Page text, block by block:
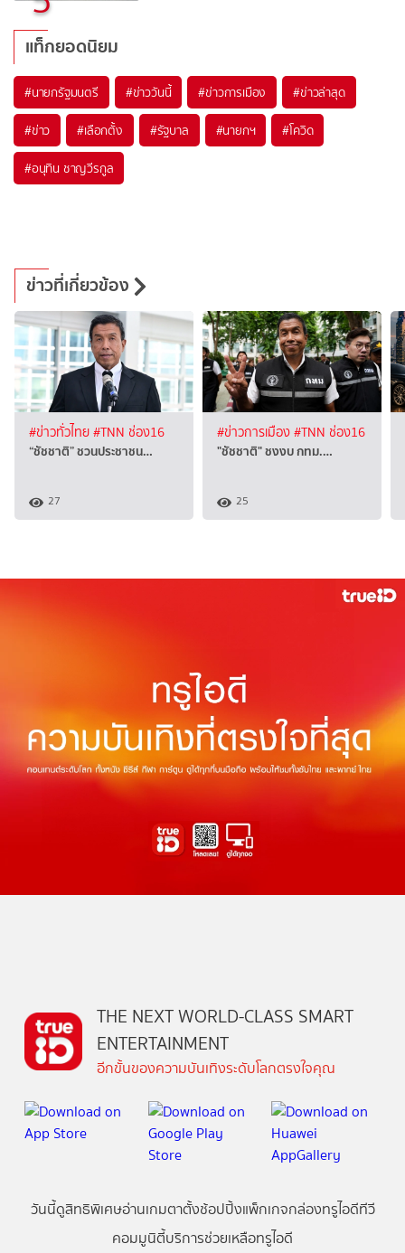
แท็กยอดนิยม
#นายกรัฐมนตรี #ข่าววันนี้ #ข่าวการเมือง #ข่าวล่าสุด
#ข่าว #เลือกตั้ง #รัฐบาล #นายกฯ #โควิด
#อนุทิน ชาญวีรกูล
ข่าวที่เกี่ยวข้อง
#ข่าวทั่วไทย#TNN ช่อง16
“ชัชชาติ” ชวนประชาชน…
27
#ข่าวการเมือง#TNN ช่อง16
"ชัชชาติ" ชงงบ กทม.…
25
THE NEXT WORLD-CLASS SMART
ENTERTAINMENT
อีกขั้นของความบันเทิงระดับโลกตรงใจคุณ
วันนี้ดูสิทธิพิเศษอ่านเกมตาตั้งช้อปปิ้งแพ็กเกจกล่องทรูไอดีทีวี
คอมมูนิตี้บริการช่วยเหลือทรูไอดี